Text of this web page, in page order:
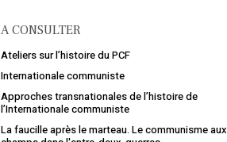
A CONSULTER
Ateliers sur l’histoire du PCF
Internationale communiste
Approches transnationales de l’histoire de
l’Internationale communiste
La faucille après le marteau. Le communisme aux